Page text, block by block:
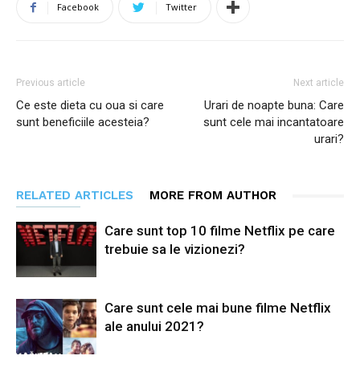
Facebook Twitter
Previous article
Ce este dieta cu oua si care
sunt beneficiile acesteia?
Next article
Urari de noapte buna: Care
sunt cele mai incantatoare
urari?
RELATED ARTICLES MORE FROM AUTHOR
Care sunt top 10 filme Netflix pe care
trebuie sa le vizionezi?
Care sunt cele mai bune filme Netflix
ale anului 2021?